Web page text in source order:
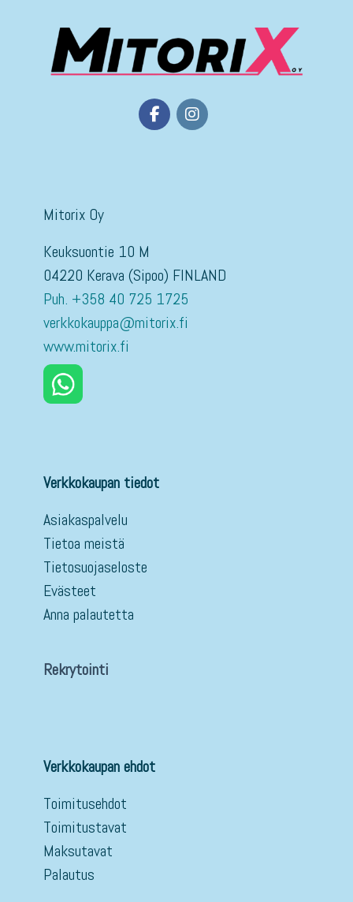
Mitorix Oy
Keuksuontie 10 M
04220 Kerava (Sipoo) FINLAND
Puh. +358 40 725 1725
verkkokauppa@mitorix.fi
www.mitorix.fi
Verkkokaupan tiedot
Asiakaspalvelu
Tietoa meistä
Tietosuojaseloste
Evästeet
Anna palautetta
Rekrytointi
Verkkokaupan ehdot
Toimitusehdot
Toimitustavat
Maksutavat
Palautus